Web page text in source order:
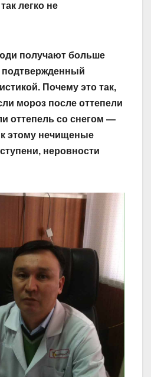
легко не
получают больше
Почему это так,
мороз после оттепели
оттепель со снегом —
этому нечищеные
неровности